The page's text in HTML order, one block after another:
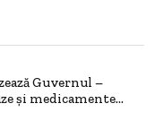
Guvernul –
și medicamente...